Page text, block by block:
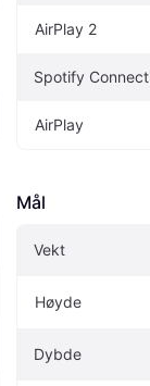
AirPlay 2
Spotify Connect
AirPlay
Mål
Vekt
Høyde
Dybde